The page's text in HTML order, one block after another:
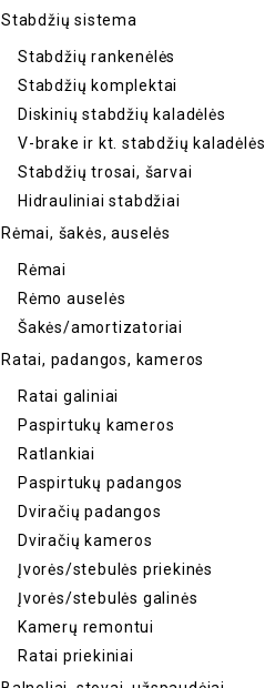
Stabdžių sistema
Stabdžių rankenėlės
Stabdžių komplektai
Diskinių stabdžių kaladėlės
V-brake ir kt. stabdžių kaladėlės
Stabdžių trosai, šarvai
Hidrauliniai stabdžiai
Rėmai, šakės, auselės
Rėmai
Rėmo auselės
Šakės/amortizatoriai
Ratai, padangos, kameros
Ratai galiniai
Paspirtukų kameros
Ratlankiai
Paspirtukų padangos
Dviračių padangos
Dviračių kameros
Įvorės/stebulės priekinės
Įvorės/stebulės galinės
Kamerų remontui
Ratai priekiniai